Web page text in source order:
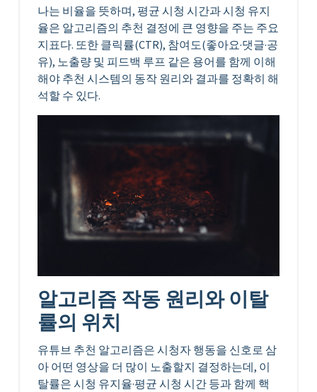
나는 비율을 뜻하며, 평균 시청 시간과 시청 유지
율은 알고리즘의 추천 결정에 큰 영향을 주는 주요
지표다. 또한 클릭률(CTR), 참여도(좋아요·댓글·공
유), 노출량 및 피드백 루프 같은 용어를 함께 이해
해야 추천 시스템의 동작 원리와 결과를 정확히 해
석할 수 있다.
알고리즘 작동 원리와 이탈
률의 위치
유튜브 추천 알고리즘은 시청자 행동을 신호로 삼
아 어떤 영상을 더 많이 노출할지 결정하는데, 이
탈률은 시청 유지율·평균 시청 시간 등과 함께 핵